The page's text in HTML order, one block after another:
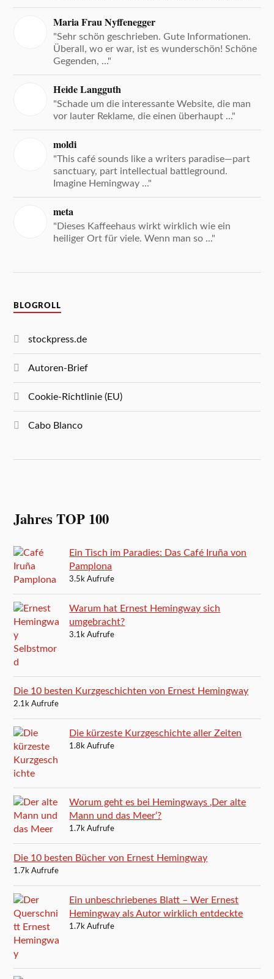
Maria Frau Nyffenegger
"Sehr schön geschrieben. Gute Informationen.
Überall, wo er war, ist es wunderschön! Schöne
Gegenden, ..."
Heide Langguth
"Schade um die interessante Website, die man
vor lauter Reklame, die einen überhaupt ..."
moldi
"This café sounds like a writers paradise—part
sanctuary, part intellectual battleground.
Imagine Hemingway ..."
meta
"Dieses Kaffeehaus wirkt wirklich wie ein
heiliger Ort für viele. Wenn man so ..."
BLOGROLL
stockpress.de
Autoren-Brief
Cookie-Richtlinie (EU)
Cabo Blanco
Jahres TOP 100
Ein Tisch im Paradies: Das Café Iruña von
Pamplona
3.5k Aufrufe
Warum hat Ernest Hemingway sich
umgebracht?
3.1k Aufrufe
Die 10 besten Kurzgeschichten von Ernest Hemingway
2.1k Aufrufe
Die kürzeste Kurzgeschichte aller Zeiten
1.8k Aufrufe
Worum geht es bei Hemingways ‚Der alte
Mann und das Meer‘?
1.7k Aufrufe
Die 10 besten Bücher von Ernest Hemingway
1.7k Aufrufe
Ein unbeschriebenes Blatt – Wer Ernest
Hemingway als Autor wirklich entdeckte
1.7k Aufrufe